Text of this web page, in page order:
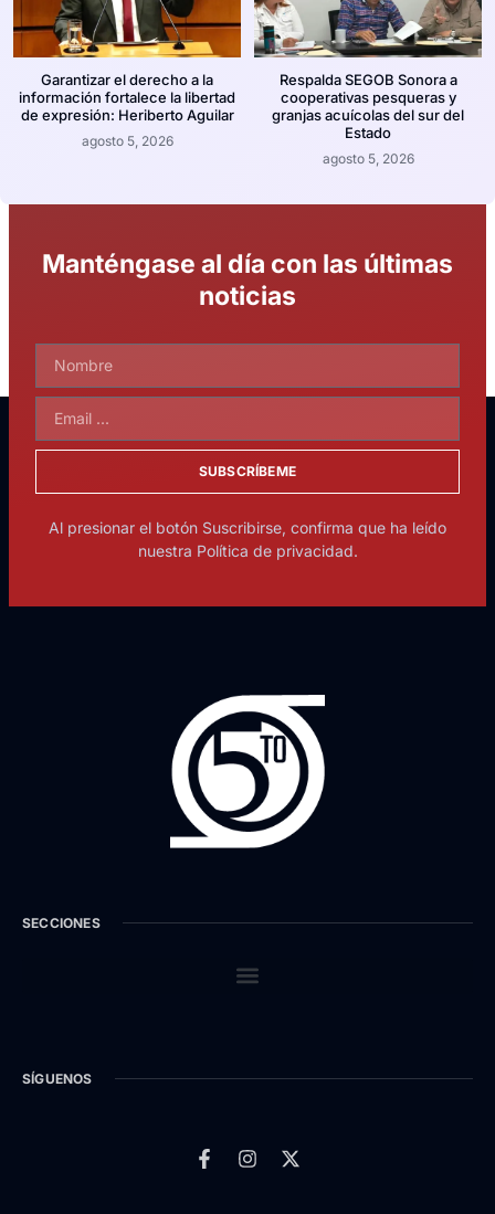
Garantizar el derecho a la
información fortalece la libertad
de expresión: Heriberto Aguilar
agosto 5, 2026
Respalda SEGOB Sonora a
cooperativas pesqueras y
granjas acuícolas del sur del
Estado
agosto 5, 2026
Manténgase al día con las últimas
noticias
SUBSCRÍBEME
Al presionar el botón Suscribirse, confirma que ha leído
nuestra Política de privacidad.
SECCIONES
SÍGUENOS